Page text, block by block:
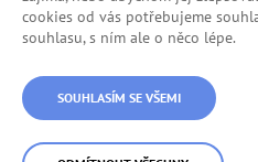
Prohlášení o přístupnosti
Mapa stránek
© Státní úřad inspekce práce
cookies od vás potřebujeme
souhlasu, s ním ale o něco lépe.
SOUHLASÍM SE VŠEMI